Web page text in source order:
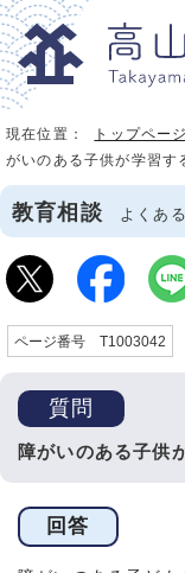
現在位置： トップページ
がいのある子供が学習す
教育相談 よくあ
ページ番号 T1003042
質問
障がいのある子供
回答